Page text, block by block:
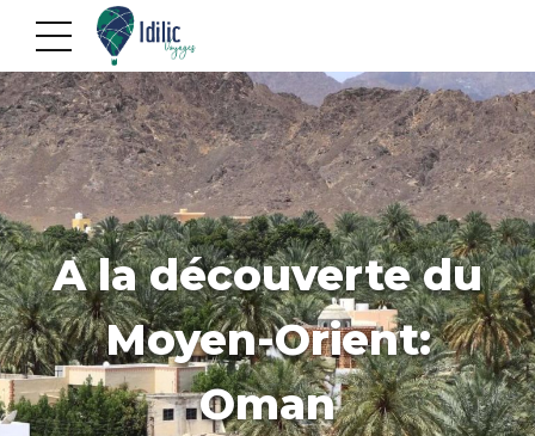
A la découverte du
Moyen-Orient:
Oman